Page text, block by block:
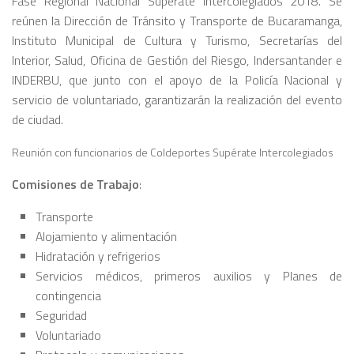
reúnen la Dirección de Tránsito y Transporte de Bucaramanga,
Instituto Municipal de Cultura y Turismo, Secretarías del
Interior, Salud, Oficina de Gestión del Riesgo, Indersantander e
INDERBU, que junto con el apoyo de la Policía Nacional y
servicio de voluntariado, garantizarán la realización del evento
de ciudad.
Reunión con funcionarios de Coldeportes Supérate Intercolegiados
Comisiones de Trabajo:
Transporte
Alojamiento y alimentación
Hidratación y refrigerios
Servicios médicos, primeros auxilios y Planes de
contingencia
Seguridad
Voluntariado